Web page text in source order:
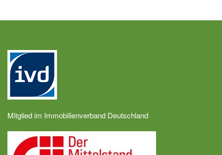
Mitglied im Immobilienverband Deutschland